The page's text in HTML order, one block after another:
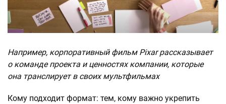
Например, корпоративный фильм Pixar рассказывает
о команде проекта и ценностях компании, которые
она транслирует в своих мультфильмах
Кому подходит формат: тем, кому важно укрепить